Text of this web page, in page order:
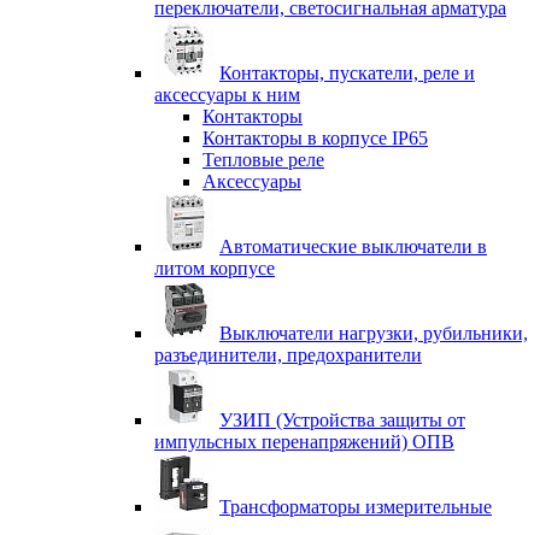
переключатели, светосигнальная арматура
Контакторы, пускатели, реле и
аксессуары к ним
Контакторы
Контакторы в корпусе IP65
Тепловые реле
Аксессуары
Автоматические выключатели в
литом корпусе
Выключатели нагрузки, рубильники,
разъединители, предохранители
УЗИП (Устройства защиты от
импульсных перенапряжений) ОПВ
Трансформаторы измерительные